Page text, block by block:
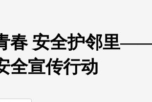
春 安全护邻里
全宣传行动